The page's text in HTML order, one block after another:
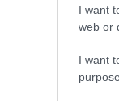
I want
web or
I want